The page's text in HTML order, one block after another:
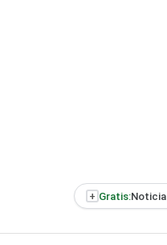
+ Gratis: